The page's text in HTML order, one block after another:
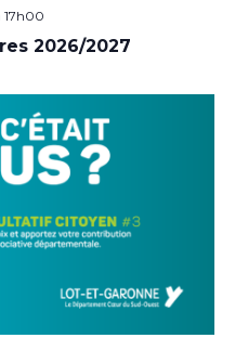
17h00
2026/2027